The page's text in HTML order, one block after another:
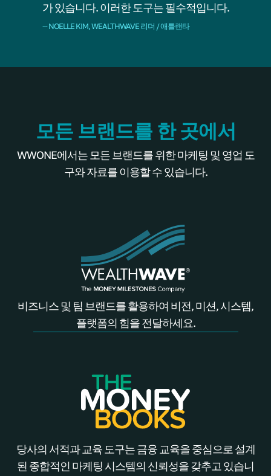
가 있습니다. 이러한 도구는 필수적입니다.
-- NOELLE KIM, WEALTHWAVE 리더 / 애틀랜타
모든 브랜드를 한 곳에서
WWONE에서는 모든 브랜드를 위한 마케팅 및 영업 도
구와 자료를 이용할 수 있습니다.
비즈니스 및 팀 브랜드를 활용하여 비전, 미션, 시스템,
플랫폼의 힘을 전달하세요.
당사의 서적과 교육 도구는 금융 교육을 중심으로 설계
된 종합적인 마케팅 시스템의 신뢰성을 갖추고 있습니